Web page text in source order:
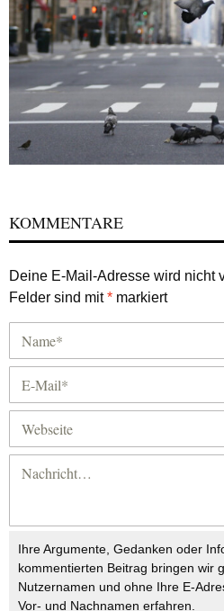
KOMMENTARE
Deine E-Mail-Adresse wird nicht
Felder sind mit* markiert
Ihre Argumente, Gedanken oder
kommentierten Beitrag bringen wir
Nutzernamen und ohne Ihre E-
Vor- und Nachnamen erfahren.